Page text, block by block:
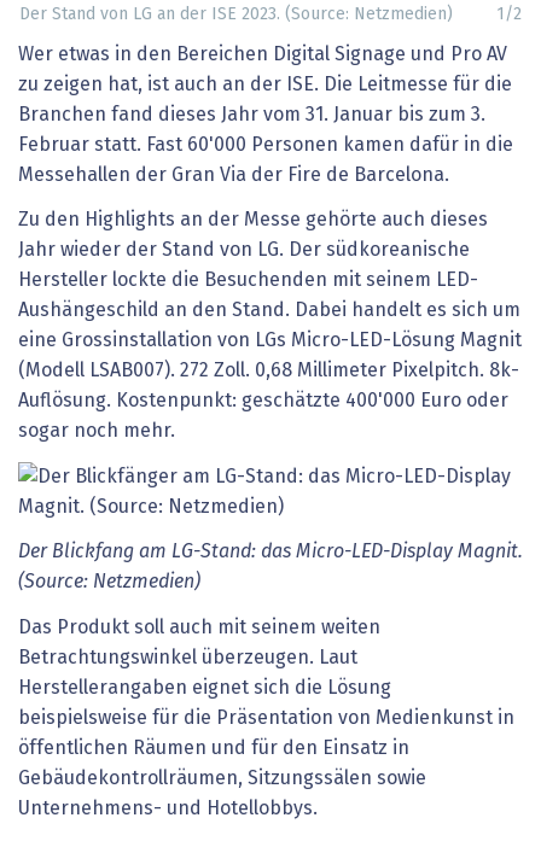
1 /2
Der Stand von LG an der ISE 2023. (Source: Netzmedien)
Wer etwas in den Bereichen Digital Signage und Pro AV
zu zeigen hat, ist auch an der ISE. Die Leitmesse für die
Branchen fand dieses Jahr vom 31. Januar bis zum 3.
Februar statt. Fast 60'000 Personen kamen dafür in die
Messehallen der Gran Via der Fire de Barcelona.
Zu den Highlights an der Messe gehörte auch dieses
Jahr wieder der Stand von LG. Der südkoreanische
Hersteller lockte die Besuchenden mit seinem LED-
Aushängeschild an den Stand. Dabei handelt es sich um
eine Grossinstallation von LGs Micro-LED-Lösung Magnit
(Modell LSAB007). 272 Zoll. 0,68 Millimeter Pixelpitch. 8k-
Auflösung. Kostenpunkt: geschätzte 400'000 Euro oder
sogar noch mehr.
Der Blickfang am LG-Stand: das Micro-LED-Display Magnit.
(Source: Netzmedien)
Das Produkt soll auch mit seinem weiten
Betrachtungswinkel überzeugen. Laut
Herstellerangaben eignet sich die Lösung
beispielsweise für die Präsentation von Medienkunst in
öffentlichen Räumen und für den Einsatz in
Gebäudekontrollräumen, Sitzungssälen sowie
Unternehmens- und Hotellobbys.